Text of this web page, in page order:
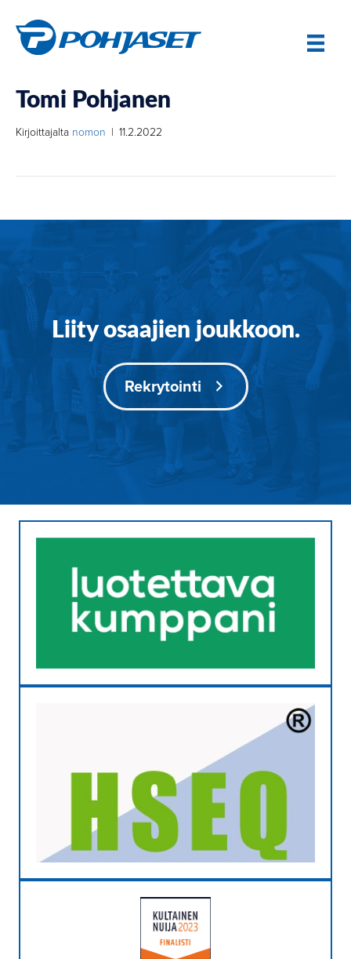
Tomi Pohjanen
Kirjoittajalta nomon | 11.2.2022
Liity osaajien joukkoon.
Rekrytointi